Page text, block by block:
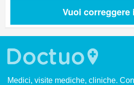
Vuoi correggere
Medici, visite mediche, cliniche.